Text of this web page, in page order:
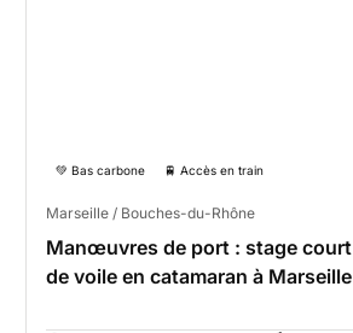
💚 Bas carbone 🚆 Accès en train
Marseille / Bouches-du-Rhône
Manœuvres de port : stage court
de voile en catamaran à Marseille